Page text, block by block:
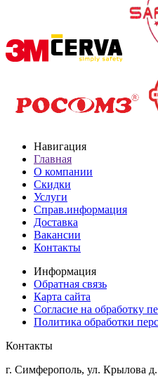
Навигация
Главная
О компании
Скидки
Услуги
Справ.информация
Доставка
Вакансии
Контакты
Информация
Обратная связь
Карта сайта
Согласие на обработку
Политика обработки
Контакты
г. Симферополь, ул. Крылова д.